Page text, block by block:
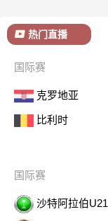
热门直播
国际赛
克罗地亚
比利时
国际赛
沙特阿拉伯U21